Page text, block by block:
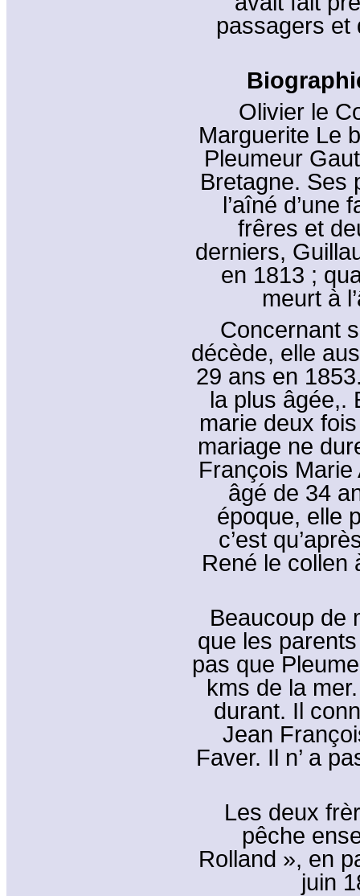
passagers et
Olivier le
Marguerite Le
Pleumeur
Bretagne. Ses
l’aîné d’une
frêres et
derniers,
en 1813 ;
meurt à
Concernant
décède, elle
29 ans en
la plus âgée,.
marie deux
mariage ne
François
âgé de 34
époque, elle
c’est
René le collen
Beaucoup de
que les
pas que
kms de la
durant. Il
Jean
Faver. Il n’ a
Les deux
pêche
Rolland », en
juin